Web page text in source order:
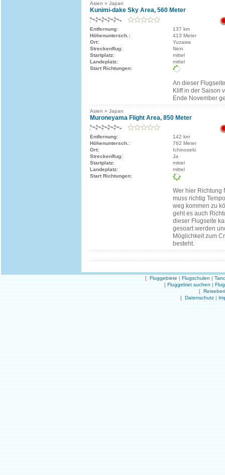
Asien » Japan
Kunimi-dake Sky Area, 560 Meter
Entfernung:
137 km
Höhenuntersch.:
413 Meter
Ort:
Yuzawa
Streckenflug:
Nein
Startplatz:
mittel
Landeplatz:
mittel
Start Richtungen:
An dieser
Kliff in der Saison
Ende November
Asien » Japan
Muroneyama Flight Area, 850 Meter
Entfernung:
142 km
Höhenuntersch.:
762 Meter
Ort:
Ichinoseki
Streckenflug:
Ja
Startplatz:
mittel
Landeplatz:
mittel
Start Richtungen:
Wer hier Richtung
muss richtig
weg kommen zu
geht es auch
dieser Flugseite
gesoart werden
Möglichkeit zum
besteht.
[ Fluggebiete | Flugschulen |
[ Fluggebiet suchen |
[
[ Datenschutz |